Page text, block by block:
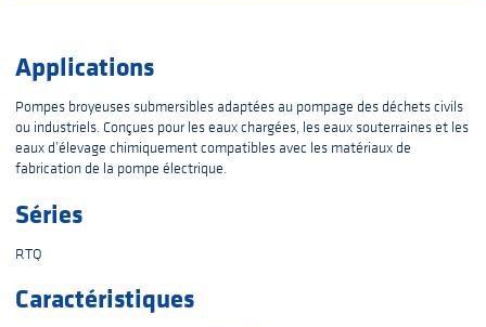
Applications
Pompes broyeuses submersibles adaptées au pompage des déchets civils
ou industriels. Conçues pour les eaux chargées, les eaux souterraines et les
eaux d’élevage chimiquement compatibles avec les matériaux de
fabrication de la pompe électrique.
Séries
RTQ
Caractéristiques